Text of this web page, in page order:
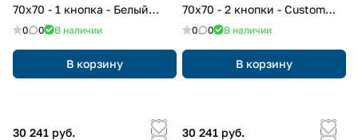
70x70 - 1 кнопка - Белый
(рамка ZS70 не входит в
0 0 В наличии
В корзину
70x70 - 2 кнопки - Custom
(рамка ZS70 не входит в
0 0 В наличии
В корзину
30 241 руб.
30 241 руб.